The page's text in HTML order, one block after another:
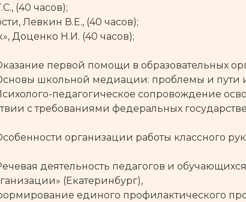
(40 часов);
Левкин В.Е., (40 часов);
Доценко Н.И. (40 часов);
первой помощи в образовательных
школьной медиации: проблемы и пути
педагогическое сопровождение
с требованиями федеральных
организации работы классного
деятельность педагогов и
(Екатеринбург),
единого профилактического